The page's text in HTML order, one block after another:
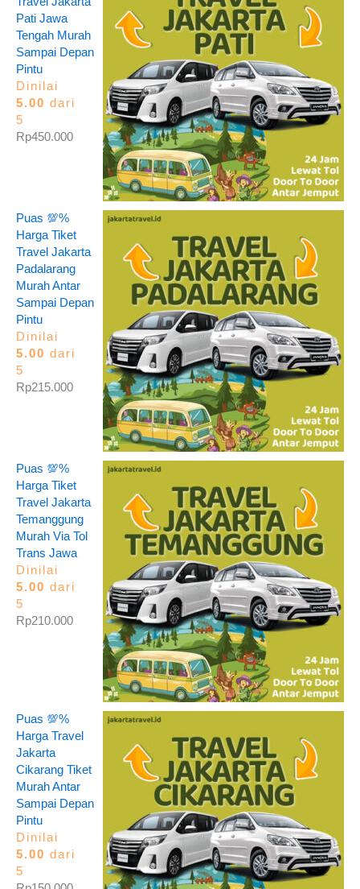
Pati Jawa
Tengah Murah
Sampai Depan
Pintu
Dinilai
5.00 dari
5
Rp450.000
Puas 💯%
Harga Tiket
Travel Jakarta
Padalarang
Murah Antar
Sampai Depan
Pintu
Dinilai
5.00 dari
5
Rp215.000
Puas 💯%
Harga Tiket
Travel Jakarta
Temanggung
Murah Via Tol
Trans Jawa
Dinilai
5.00 dari
5
Rp210.000
Puas 💯%
Harga Travel
Jakarta
Cikarang Tiket
Murah Antar
Sampai Depan
Pintu
Dinilai
5.00 dari
5